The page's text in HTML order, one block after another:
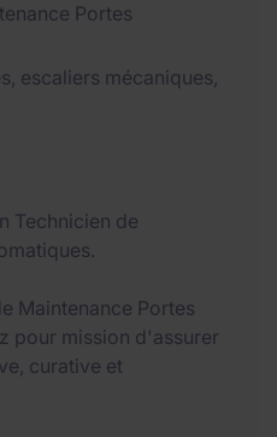
Portes
escaliers mécaniques,
Technicien de
Maintenance Portes
pour mission d'assurer
curative et